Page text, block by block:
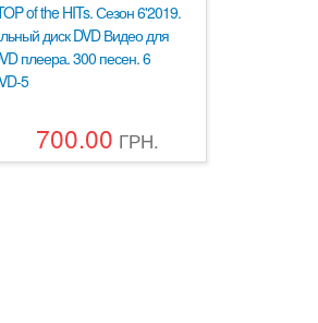
of the HITs. Сезон 6'2019.
диск DVD Видео для
плеера. 300 песен. 6
5
700.00 ГРН.